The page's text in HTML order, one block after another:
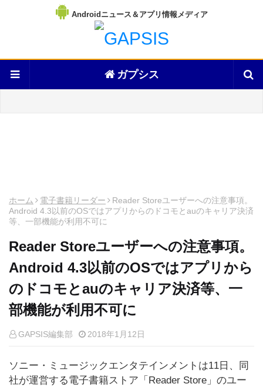
Androidニュース＆アプリ情報メディア
ガプシス
ホーム 電子書籍リーダー
Reader Storeユーザーへの注意事項。
Android 4.3以前のOSではアプリからのドコモとauのキャリア決済
等、一部機能が利用不可に
Reader Storeユーザーへの注意事項。
Android 4.3以前のOSではアプリから
のドコモとauのキャリア決済等、一
部機能が利用不可に
GAPSIS編集部 2018年1月12日
ソニー・ミュージックエンタテインメントは11日、同
社が運営する電子書籍ストア「Reader Store」のユー